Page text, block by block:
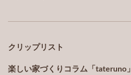
クリップリスト
楽しい家づくりコラム「tateruno」